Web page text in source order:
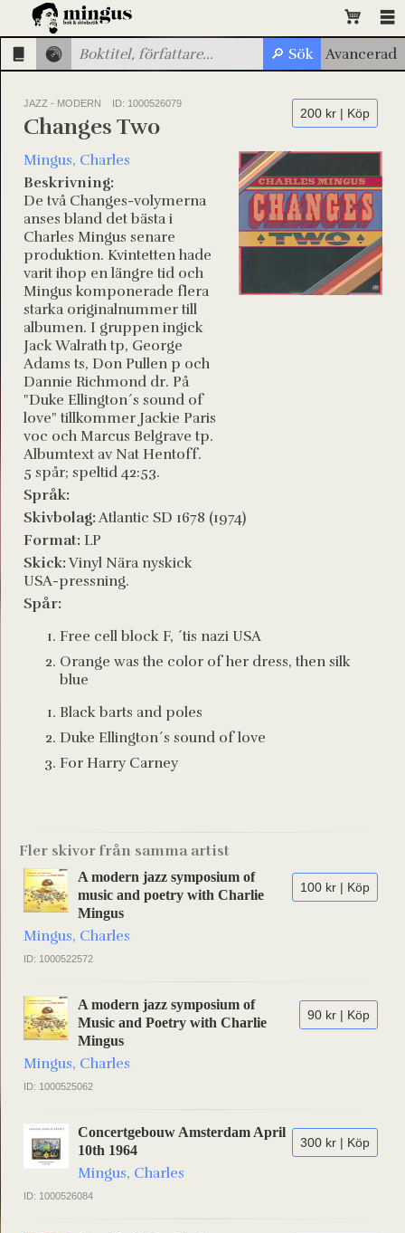
JAZZ - MODERN ID: 1000526079
200 kr | Köp
Changes Two
Mingus, Charles
Beskrivning:
De två Changes-volymerna
anses bland det bästa i
Charles Mingus senare
produktion. Kvintetten hade
varit ihop en längre tid och
Mingus komponerade flera
starka originalnummer till
albumen. I gruppen ingick
Jack Walrath tp, George
Adams ts, Don Pullen p och
Dannie Richmond dr. På
"Duke Ellington´s sound of
love" tillkommer Jackie Paris
voc och Marcus Belgrave tp.
Albumtext av Nat Hentoff.
5 spår; speltid 42:53.
Språk:
Skivbolag: Atlantic SD 1678 (1974)
Format: LP
Skick:Vinyl Nära nyskick
USA-pressning.
Spår:
Free cell block F, ´tis nazi USA
Orange was the color of her dress, then silk
blue
Black barts and poles
Duke Ellington´s sound of love
For Harry Carney
Fler skivor från samma artist
100 kr | Köp
A modern jazz symposium of
music and poetry with Charlie
Mingus
Mingus, Charles
ID: 1000522572
90 kr | Köp
A modern jazz symposium of
Music and Poetry with Charlie
Mingus
Mingus, Charles
ID: 1000525062
300 kr | Köp
Concertgebouw Amsterdam April
10th 1964
Mingus, Charles
ID: 1000526084